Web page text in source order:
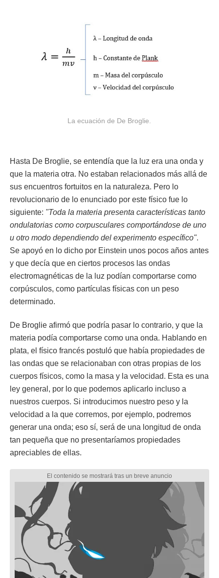
La ecuación de De Broglie.
Hasta De Broglie, se entendía que la luz era una onda y
que la materia otra. No estaban relacionados más allá de
sus encuentros fortuitos en la naturaleza. Pero lo
revolucionario de lo enunciado por este físico fue lo
siguiente: "Toda la materia presenta características tanto
ondulatorias como corpusculares comportándose de uno
u otro modo dependiendo del experimento específico".
Se apoyó en lo dicho por Einstein unos pocos años antes
y que decía que en ciertos procesos las ondas
electromagnéticas de la luz podían comportarse como
corpúsculos, como partículas físicas con un peso
determinado.
De Broglie afirmó que podría pasar lo contrario, y que la
materia podía comportarse como una onda. Hablando en
plata, el físico francés postuló que había propiedades de
las ondas que se relacionaban con otras propias de los
cuerpos físicos, como la masa y la velocidad. Esta es una
ley general, por lo que podemos aplicarlo incluso a
nuestros cuerpos. Si introducimos nuestro peso y la
velocidad a la que corremos, por ejemplo, podremos
generar una onda; eso sí, será de una longitud de onda
tan pequeña que no presentaríamos propiedades
apreciables de ellas.